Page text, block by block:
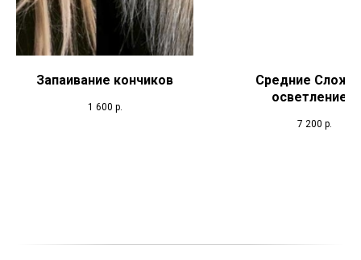
Запаивание кончиков
1 600 р.
Средние
осветление и
7 200 р.